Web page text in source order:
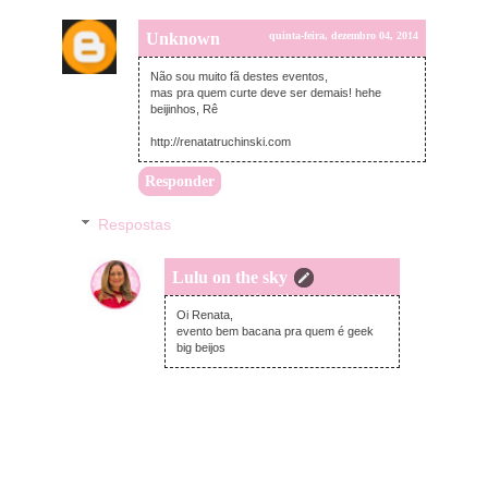
Unknown quinta-feira, dezembro 04, 2014
Não sou muito fã destes eventos,
mas pra quem curte deve ser demais! hehe
beijinhos, Rê
http://renatatruchinski.com
Responder
Respostas
Lulu on the sky
quinta-feira, dezembro 04, 2014
Oi Renata,
evento bem bacana pra quem é geek
big beijos